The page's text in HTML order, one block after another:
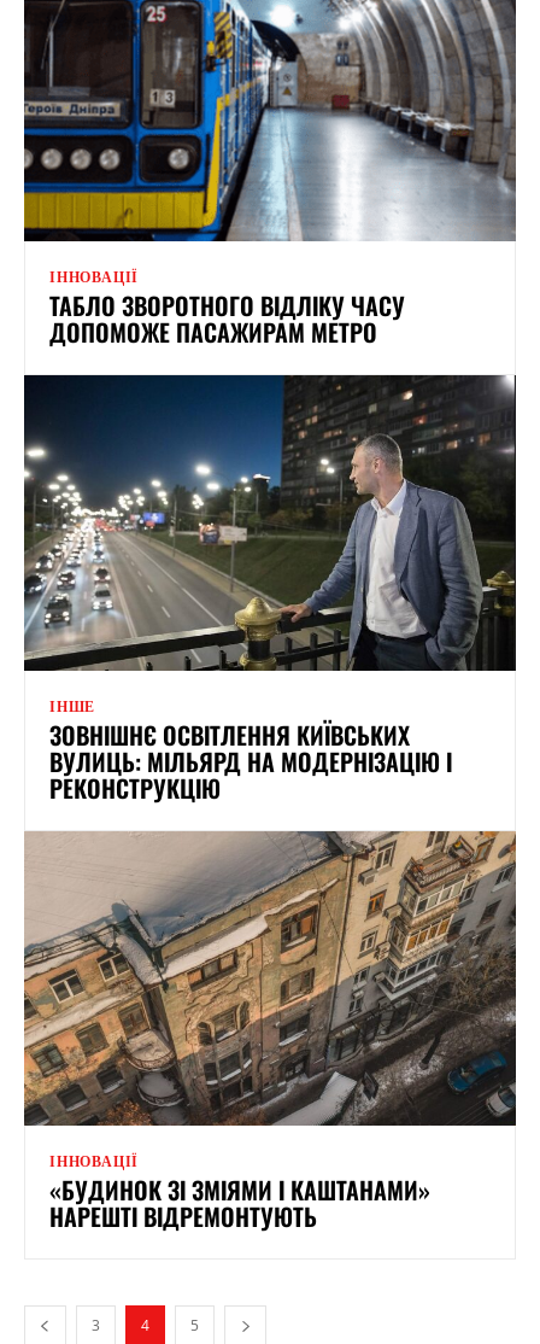
ІННОВАЦІЇ
ТАБЛО ЗВОРОТНОГО ВІДЛІКУ ЧАСУ
ДОПОМОЖЕ ПАСАЖИРАМ МЕТРО
ІНШЕ
ЗОВНІШНЄ ОСВІТЛЕННЯ КИЇВСЬКИХ
ВУЛИЦЬ: МІЛЬЯРД НА МОДЕРНІЗАЦІЮ І
РЕКОНСТРУКЦІЮ
ІННОВАЦІЇ
«БУДИНОК ЗІ ЗМІЯМИ І КАШТАНАМИ»
НАРЕШТІ ВІДРЕМОНТУЮТЬ
3 4 5